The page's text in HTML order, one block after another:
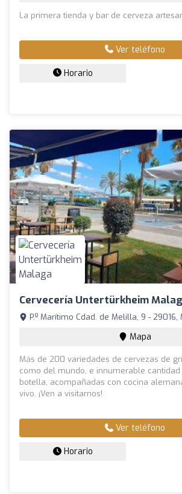
La primera tienda y bar de cerveza
Ver teléfono
Horario
Cervecería Untertürkheim
P.º Marítimo Cdad. de Melilla, 9 - 29016,
Mapa
Más de 200 variedades de cervezas de
como del mundo, e innumerable
botella, acompañadas con cocina
vivo. ¡Ven a visitarnos!
Ver teléfono
Horario